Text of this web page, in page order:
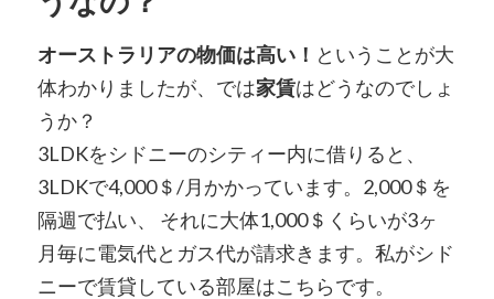
オーストラリアの物価は高い！ ということが大
体わかりましたが、では家賃はどうなのでしょ
うか？
3LDKをシドニーのシティー内に借りると、
3LDKで4,000＄/月かかっています。2,000＄を
隔週で払い、 それに大体1,000＄くらいが3ヶ
月毎に電気代とガス代が請求きます。私がシド
ニーで賃貸している部屋はこちらです。